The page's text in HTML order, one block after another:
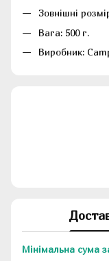
Зовнішні
Вага: 500 г.
Виробник:
Мінімальна сума